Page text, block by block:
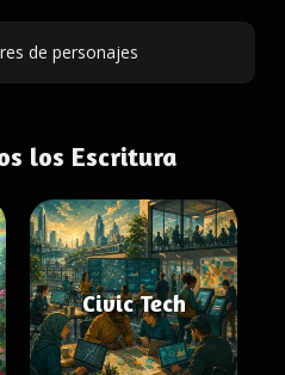
de personajes
los Escritura
Civic Tech